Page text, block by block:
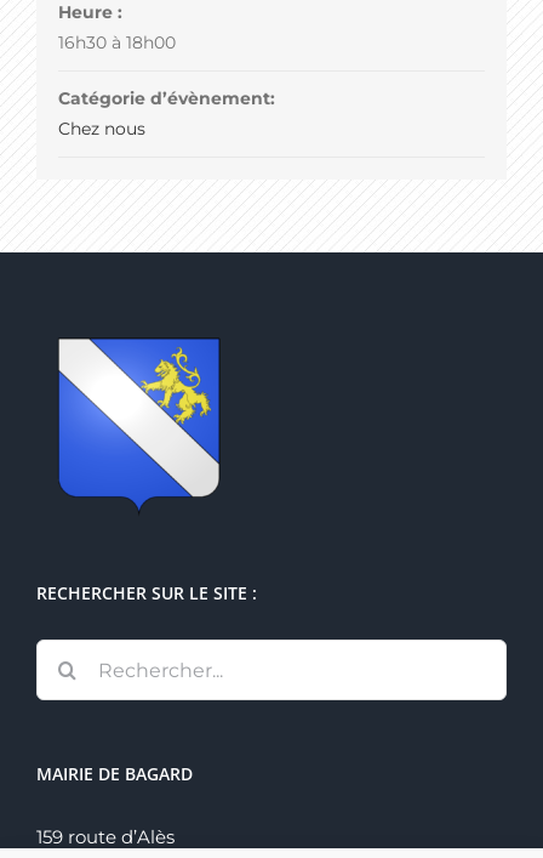
Heure :
16h30 à 18h00
Catégorie d’évènement:
Chez nous
RECHERCHER SUR LE SITE :
MAIRIE DE BAGARD
159 route d’Alès